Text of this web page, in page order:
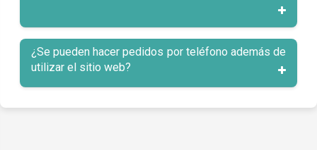
¿Se pueden hacer pedidos por teléfono además de
utilizar el sitio web?